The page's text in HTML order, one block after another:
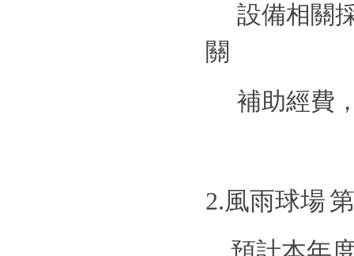
設備相關
關
補助經費
2.風雨球場